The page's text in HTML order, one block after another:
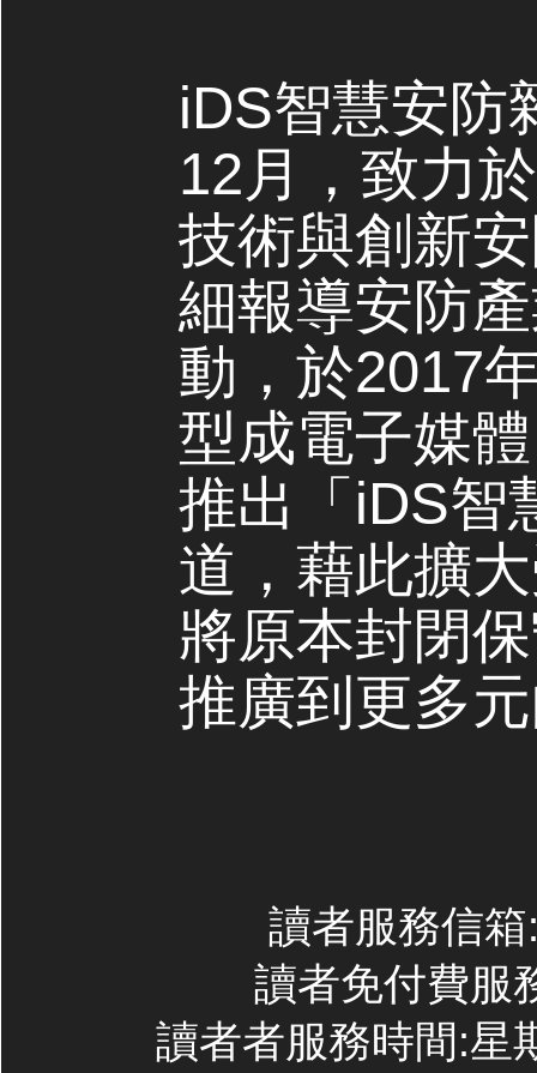
iDS智慧安防
12月，致力
技術與創新
細報導安防
動，於2017
型成電子媒
推出「iDS智
道，藉此擴
將原本封閉
推廣到更多
讀者服務信
讀者免付費服
讀者者服務時間:星